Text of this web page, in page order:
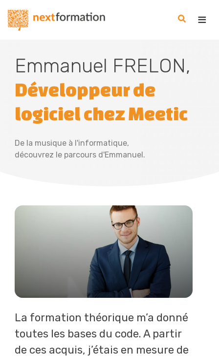
Nextformation
Emmanuel FRELON,
Développeur de
logiciel chez Meetic
De la musique à l'informatique,
découvrez le parcours d'Emmanuel.
Preview Lire la
La formation théorique m’a donné
toutes les bases du code. A partir
de ces acquis, j’étais en mesure de